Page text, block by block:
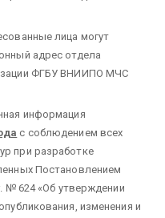
лица могут
адрес отдела
ФГБУ ВНИИПО МЧС
информация
с соблюдением всех
при разработке
Постановлением
№ 624 «Об утверждении
изменения и